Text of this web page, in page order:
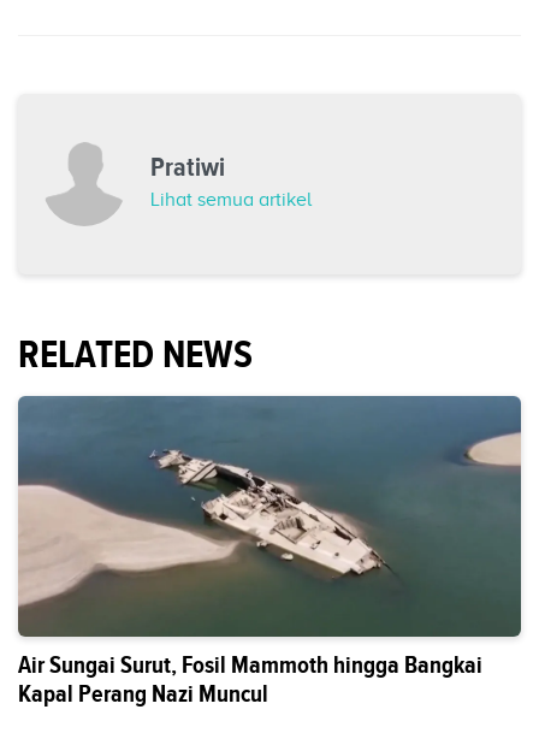
Pratiwi
Lihat semua artikel
RELATED NEWS
Air Sungai Surut, Fosil Mammoth hingga Bangkai
Kapal Perang Nazi Muncul